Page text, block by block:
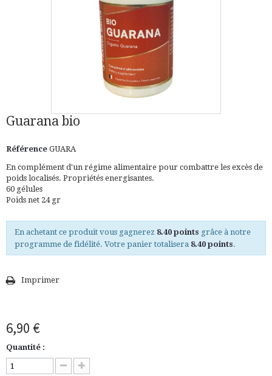
Guarana bio
Référence GUARA
En complément d'un régime alimentaire pour combattre les excès de
poids localisés. Propriétés energisantes.
60 gélules
Poids net 24 gr
En achetant ce produit vous gagnerez 8.40 points grâce à notre
programme de fidélité. Votre panier totalisera 8.40 points.
Imprimer
6,90 €
Quantité :